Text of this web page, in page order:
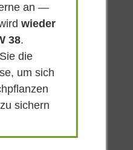
rosa
Lieferbar
14,95 € *
an —
wieder
38.
die
um sich
sichern